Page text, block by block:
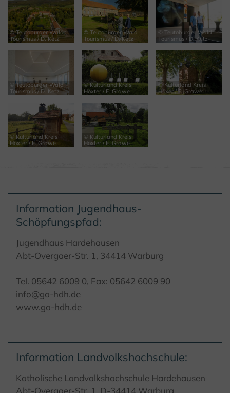
© Teutoburger Wald
Tourismus / D. Ketz
© Teutoburger Wald
Tourismus / D. Ketz
© Teutoburger Wald
Tourismus / D. Ketz
© Teutoburger Wald
Tourismus / D. Ketz
© Kulturland Kreis
Höxter / F. Grawe
© Kulturland Kreis
Höxer / F. Grawe
© Kulturland Kreis
Höxter / F. Grawe
© Kulturland Kreis
Höxter / F. Grawe
Information Jugendhaus-
Schöpfungspfad:
Jugendhaus Hardehausen
Abt-Overgaer-Str. 1, 34414 Warburg
Tel. 05642 6009 0, Fax: 05642 6009 90
info@go-hdh.de
www.go-hdh.de
Information Landvolkshochschule:
Katholische Landvolkshochschule Hardehausen
Abt-Overgaer-Str. 1, D-34414 Warburg